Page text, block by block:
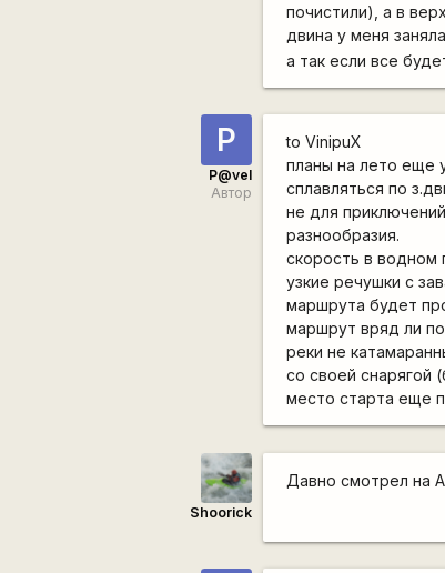
почистили), а в
двина у меня
а так если все
P
P@vel
Автор
to VinipuX
планы на лето еще
сплавляться по
не для
разнообразия.
скорость в водном
узкие речушки с
маршрута будет
маршрут вряд ли
реки не
со своей снарягой
место старта еще
Shoorick
Давно смотрел на